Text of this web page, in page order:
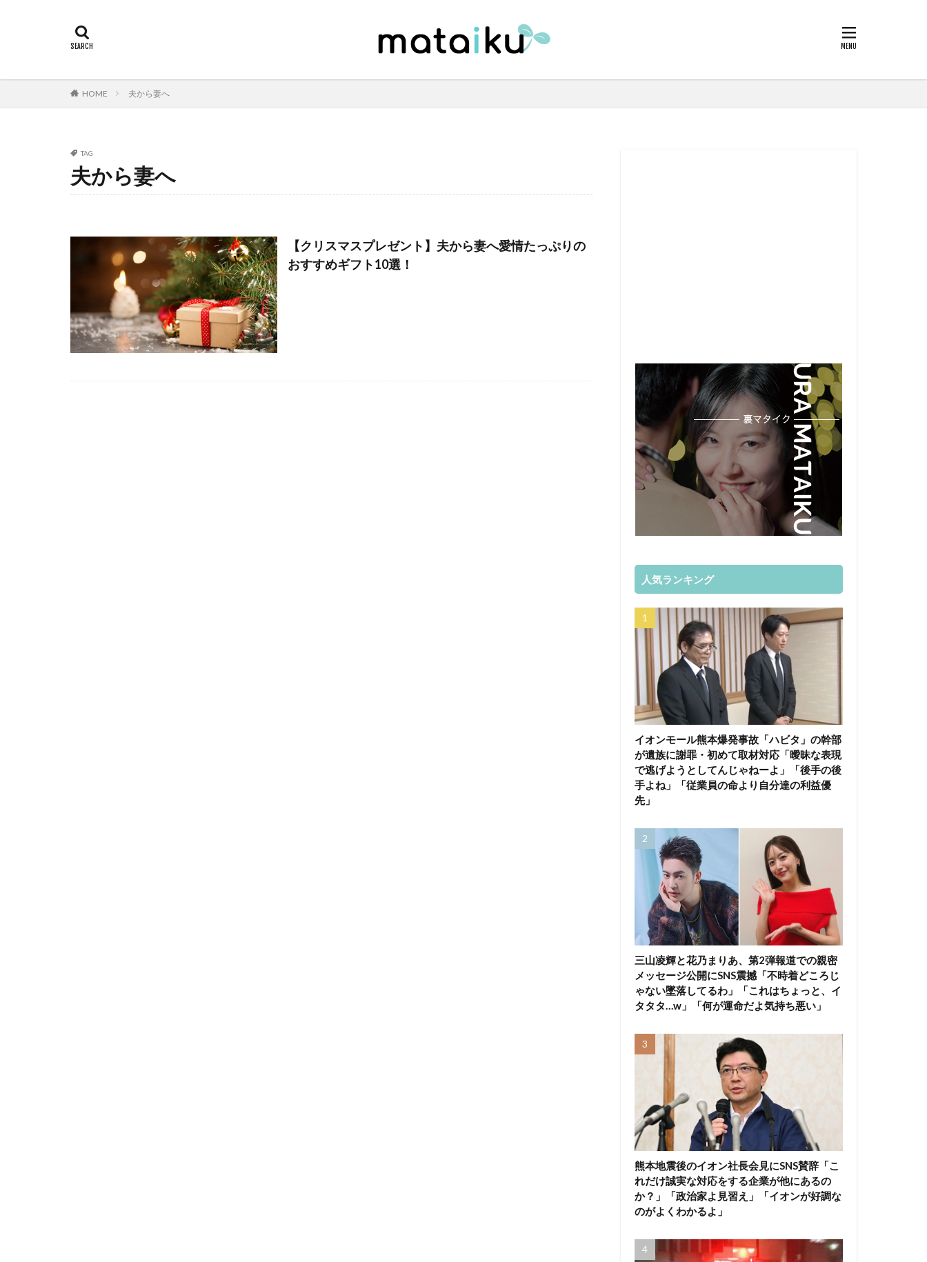
HOME 夫から妻へ
TAG
夫から妻へ
【クリスマスプレゼント】夫から妻へ愛情たっぷりの
おすすめギフト10選！
人気ランキング
イオンモール熊本爆発事故「ハビタ」の幹部
が遺族に謝罪・初めて取材対応「曖昧な表現
で逃げようとしてんじゃねーよ」「後手の後
手よね」「従業員の命より自分達の利益優
先」
三山凌輝と花乃まりあ、第2弾報道での親密
メッセージ公開にSNS震撼「不時着どころじ
ゃない墜落してるわ」「これはちょっと、イ
タタタ…w」「何が運命だよ気持ち悪い」
熊本地震後のイオン社長会見にSNS賛辞「こ
れだけ誠実な対応をする企業が他にあるの
か？」「政治家よ見習え」「イオンが好調な
のがよくわかるよ」